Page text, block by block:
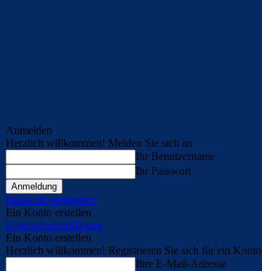
Anmelden
Herzlich willkommen! Melden Sie sich an
Ihr Benutzername
Ihr Passwort
Passwort vergessen?
Ein Konto erstellen
Datenschutzerklärung
Ein Konto erstellen
Herzlich willkommen! Registrieren Sie sich für ein Konto
Ihre E-Mail-Adresse